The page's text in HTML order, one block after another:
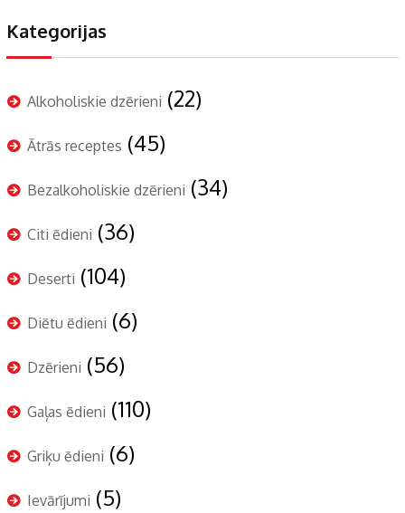
Kategorijas
Alkoholiskie dzērieni (22)
Ātrās receptes (45)
Bezalkoholiskie dzērieni (34)
Citi ēdieni (36)
Deserti (104)
Diētu ēdieni (6)
Dzērieni (56)
Gaļas ēdieni (110)
Griķu ēdieni (6)
Ievārījumi (5)